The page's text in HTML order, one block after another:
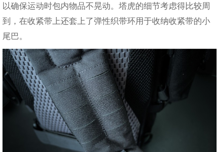
以确保运动时包内物品不晃动。塔虎的细节考虑得比较周
到，在收紧带上还套上了弹性织带环用于收纳收紧带的小
尾巴。